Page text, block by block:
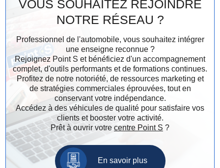
VOUS SOUHAITEZ REJOINDRE
NOTRE RÉSEAU ?
Professionnel de l'automobile, vous souhaitez intégrer
une enseigne reconnue ?
Rejoignez Point S et bénéficiez d'un accompagnement
complet, d'outils performants et de formations continues.
Profitez de notre notoriété, de ressources marketing et
de stratégies commerciales éprouvées, tout en
conservant votre indépendance.
Accédez à des véhicules de qualité pour satisfaire vos
clients et booster votre activité.
Prêt à ouvrir votre centre Point S ?
En savoir plus